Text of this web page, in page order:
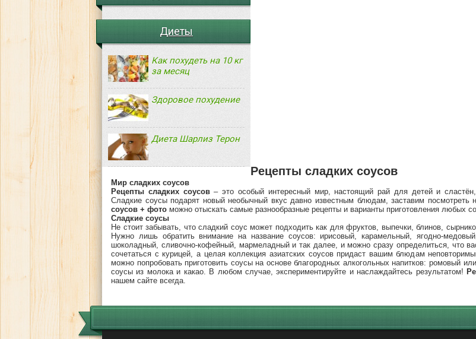
Диеты
Как похудеть на 10 кг
за месяц
Здоровое похудение
Диета Шарлиз Терон
Рецепты сладких соусов
Мир сладких соусов
Рецепты сладких соусов– это особый интересный мир, настоящий рай для детей и
Сладкие соусы подарят новый необычный вкус давно известным блюдам, заставим посмотреть
соусов + фото можно отыскать самые разнообразные рецепты и варианты приготовления любых
Сладкие соусы
Не стоит забывать, что сладкий соус может подходить как для фруктов, выпечки, блинов,
Нужно лишь обратить внимание на название соусов: ирисовый, карамельный, ягодно-
шоколадный, сливочно-кофейный, мармеладный и так далее, и можно сразу определиться, что
сочетаться с курицей, а целая коллекция азиатских соусов придаст вашим блюдам
можно попробовать приготовить соусы на основе благородных алкогольных напитков: ромовый
соусы из молока и какао. В любом случае, экспериментируйте и наслаждайтесь результатом!
нашем сайте всегда.